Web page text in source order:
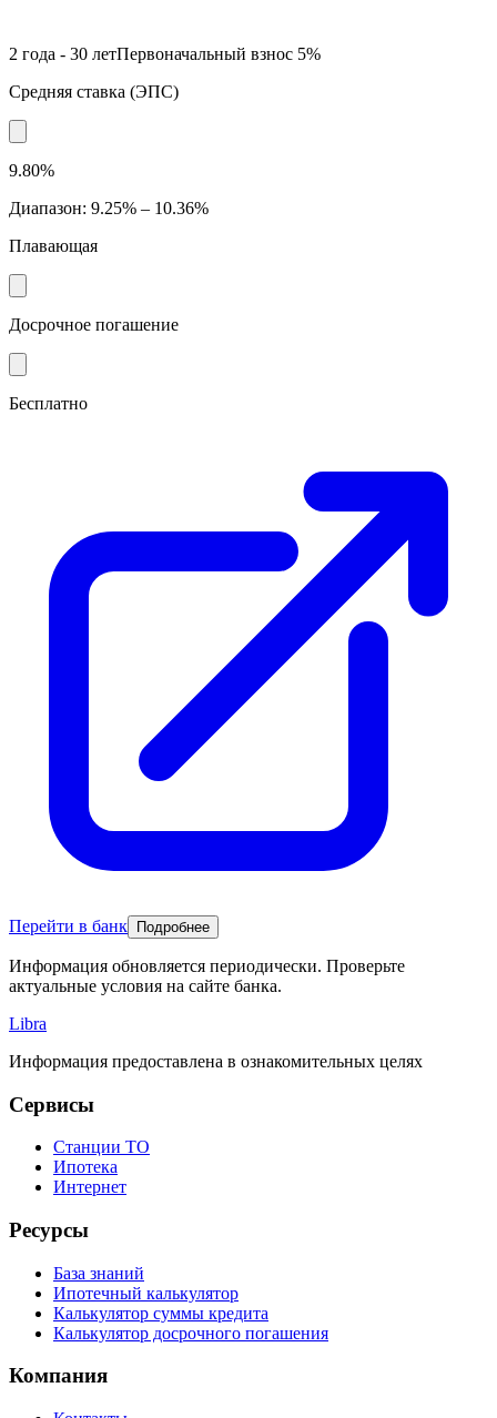
2 года - 30 летПервоначальный взнос 5%
Средняя ставка (ЭПС)
9.80%
Диапазон: 9.25% – 10.36%
Плавающая
Досрочное погашение
Бесплатно
Перейти в банк Подробнее
Информация обновляется периодически. Проверьте
актуальные условия на сайте банка.
Libra
Информация предоставлена в ознакомительных целях
Сервисы
Станции ТО
Ипотека
Интернет
Ресурсы
База знаний
Ипотечный калькулятор
Калькулятор суммы кредита
Калькулятор досрочного погашения
Компания